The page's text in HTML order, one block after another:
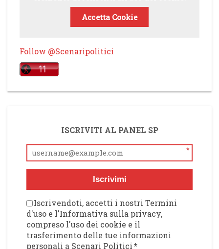
Accetta Cookie
Follow @Scenaripolitici
ISCRIVITI AL PANEL SP
*
Iscrivimi
Iscrivendoti, accetti i nostri Termini
d'uso e l'Informativa sulla privacy,
compreso l'uso dei cookie e il
trasferimento delle tue informazioni
personali a Scenari Politici*